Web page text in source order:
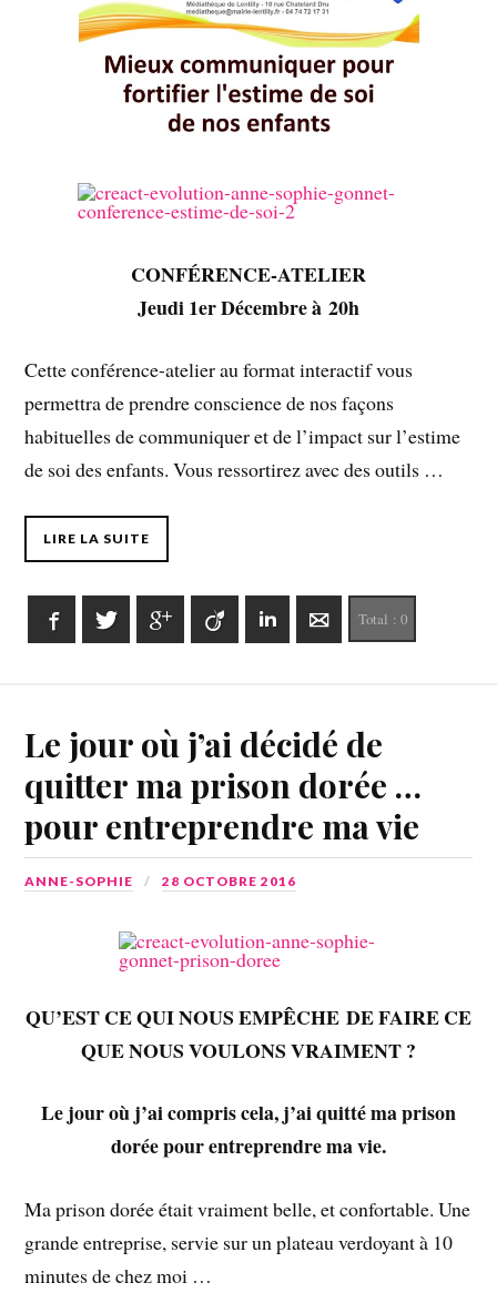
CONFÉRENCE-ATELIER
Jeudi 1er Décembre à 20h
Cette conférence-atelier au format interactif vous
permettra de prendre conscience de nos façons
habituelles de communiquer et de l’impact sur l’estime
de soi des enfants. Vous ressortirez avec des outils …
LIRE LA SUITE
FacebookTwitter Google+ Viadeo LinkedInE-mailTotal : 0
Le jour où j’ai décidé de
quitter ma prison dorée …
pour entreprendre ma vie
ANNE-SOPHIE 28 OCTOBRE 2016
QU’EST CE QUI NOUS EMPÊCHE DE FAIRE CE
QUE NOUS VOULONS VRAIMENT ?
Le jour où j’ai compris cela, j’ai quitté ma prison
dorée pour entreprendre ma vie.
Ma prison dorée était vraiment belle, et confortable. Une
grande entreprise, servie sur un plateau verdoyant à 10
minutes de chez moi …